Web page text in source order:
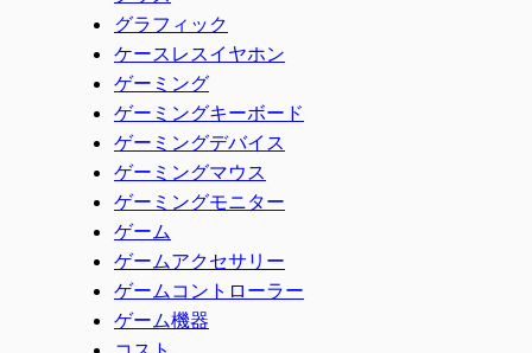
グラフィック
ケースレスイヤホン
ゲーミング
ゲーミングキーボード
ゲーミングデバイス
ゲーミングマウス
ゲーミングモニター
ゲーム
ゲームアクセサリー
ゲームコントローラー
ゲーム機器
コスト